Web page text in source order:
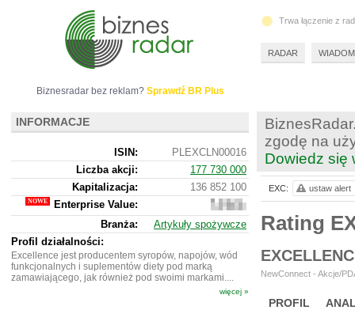
zgodę na
Dowiedz się
Rating
NewConnect - Akcje/
PROFIL
EXC: ustaw alert
Biznesradar bez reklam? Sprawdź BR Plus
INFORMACJE
ISIN:
PLEXCLN00016
Liczba akcji:
177 730 000
Kapitalizacja:
136 852 100
Enterprise Value:
128
273
100
Branża:
Artykuły spożywcze
Profil działalności:
Excellence jest producentem syropów, napojów, wód
funkcjonalnych i suplementów diety pod marką
zamawiającego, jak również pod swoimi markami....
więcej »
Trwa łączenie z
RADAR